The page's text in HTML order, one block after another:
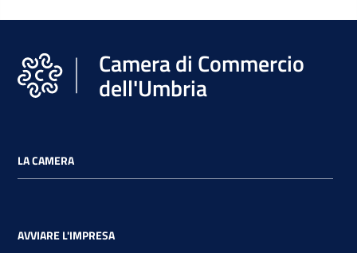
gis
tra
Seguici
Camera di Commercio
dell'Umbria
LA CAMERA
AVVIARE L'IMPRESA